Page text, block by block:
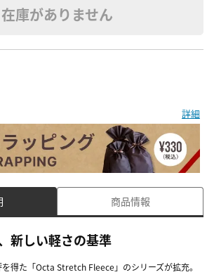
在庫がありません
詳細
商品情報
新しい軽さの基準
得た「Octa Stretch Fleece」のシリーズが拡充。